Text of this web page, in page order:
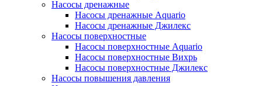
Насосы дренажные
Насосы дренажные Аquario
Насосы дренажные Джилекс
Насосы поверхностные
Насосы поверхностные Аquario
Насосы поверхностные Вихрь
Насосы поверхностные Джилекс
Насосы повышения давления